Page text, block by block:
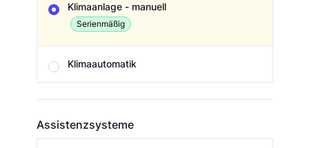
Klimaanlage - manuell
Serienmäßig
Klimaautomatik
Assistenzsysteme